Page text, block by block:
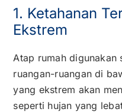
1. Ketahanan
Ekstrem
Atap rumah digunakan
ruangan-ruangan di
yang ekstrem akan
seperti hujan yang